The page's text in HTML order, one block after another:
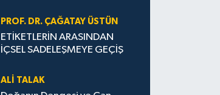
PROF. DR. ÇAĞATAY ÜSTÜN
ETİKETLERİN ARASINDAN
İÇSEL SADELEŞMEYE GEÇİŞ
ALI TALAK